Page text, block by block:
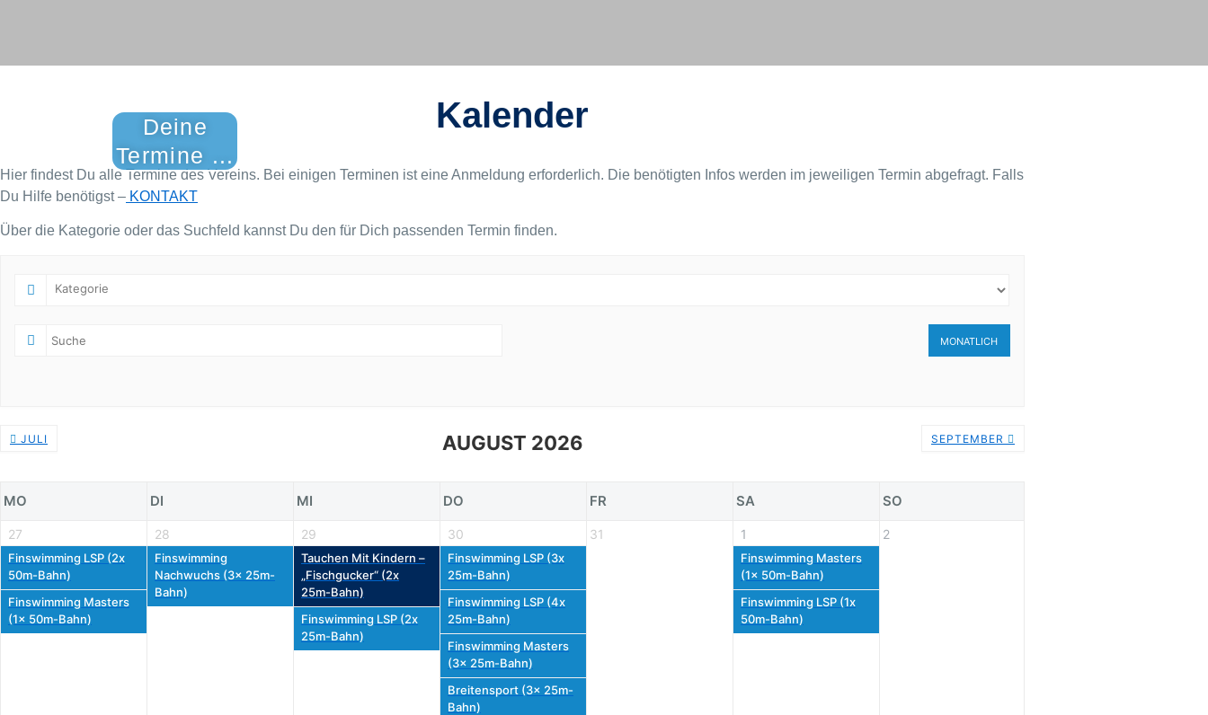
Deine
Termine ...
Kalender
Hier findest Du alle Termine des Vereins. Bei einigen Terminen ist eine Anmeldung erforderlich. Die benötigten Infos werden im jeweiligen Termin abgefragt. Falls
Du Hilfe benötigst – KONTAKT
Über die Kategorie oder das Suchfeld kannst Du den für Dich passenden Termin finden.
MONATLICH
JULI AUGUST 2026 SEPTEMBER
MO DI MI DO FR SA SO
27
Finswimming LSP (2x
50m-Bahn)
Finswimming Masters
(1x 50m-Bahn)
28
Finswimming
Nachwuchs (3x 25m-
Bahn)
29
Tauchen Mit Kindern –
„Fischgucker“ (2x
25m-Bahn)
Finswimming LSP (2x
25m-Bahn)
30
Finswimming LSP (3x
25m-Bahn)
Finswimming LSP (4x
25m-Bahn)
Finswimming Masters
(3x 25m-Bahn)
Breitensport (3x 25m-
Bahn)
31 1
Finswimming Masters
(1x 50m-Bahn)
Finswimming LSP (1x
50m-Bahn)
2